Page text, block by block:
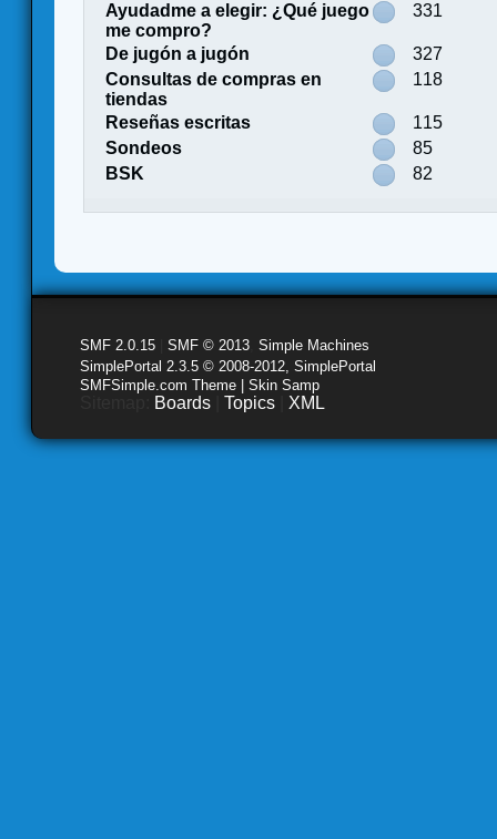
Ayudadme a elegir: ¿Qué juego
me compro?
331
De jugón a jugón
327
Consultas de compras en
tiendas
118
Reseñas escritas
115
Sondeos
85
BSK
82
SMF 2.0.15 SMF © 2013 Simple Machines
SimplePortal 2.3.5 © 2008-2012, SimplePortal
SMFSimple.com Theme | Skin Samp
Boards Topics XML